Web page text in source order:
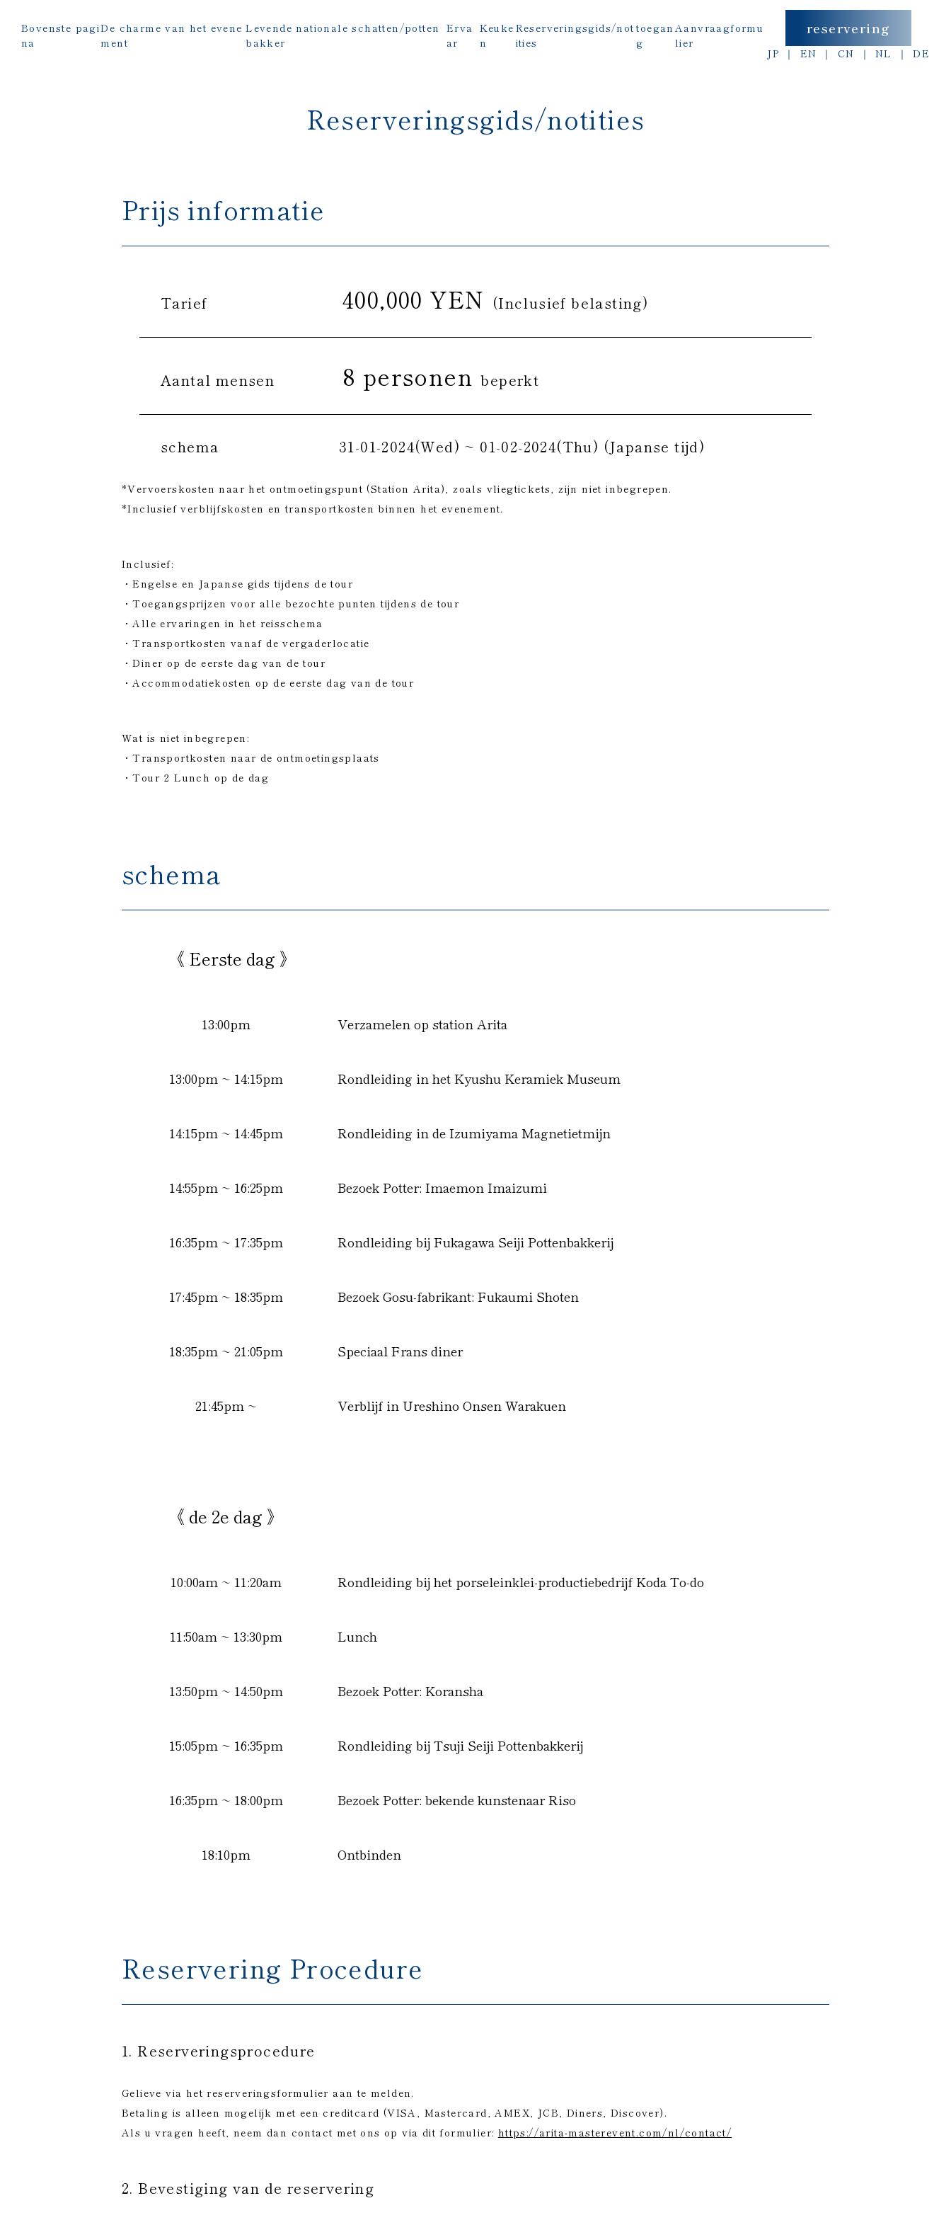
Bovenste pagi
na
De charme van het evene
ment
Levende nationale schatten/potten
bakker
Erva
ar
Keuke
n
Reserveringsgids/not
ities
toegan
g
Aanvraagformu
lier
reservering
DE
EN
JP NL
CN
Reserveringsgids/notities
Prijs informatie
Tarief 400,000 YEN (Inclusief belasting)
Aantal mensen 8 personen beperkt
schema 31-01-2024(Wed) ~ 01-02-2024(Thu) (Japanse tijd)
*Vervoerskosten naar het ontmoetingspunt (Station Arita), zoals vliegtickets, zijn niet inbegrepen.
*Inclusief verblijfskosten en transportkosten binnen het evenement.
Inclusief:
・Engelse en Japanse gids tijdens de tour
・Toegangsprijzen voor alle bezochte punten tijdens de tour
・Alle ervaringen in het reisschema
・Transportkosten vanaf de vergaderlocatie
・Diner op de eerste dag van de tour
・Accommodatiekosten op de eerste dag van de tour
Wat is niet inbegrepen:
・Transportkosten naar de ontmoetingsplaats
・Tour 2 Lunch op de dag
schema
《 Eerste dag 》
13:00pm Verzamelen op station Arita
13:00pm ~ 14:15pm Rondleiding in het Kyushu Keramiek Museum
14:15pm ~ 14:45pm Rondleiding in de Izumiyama Magnetietmijn
14:55pm ~ 16:25pm Bezoek Potter: Imaemon Imaizumi
16:35pm ~ 17:35pm Rondleiding bij Fukagawa Seiji Pottenbakkerij
17:45pm ~ 18:35pm Bezoek Gosu-fabrikant: Fukaumi Shoten
18:35pm ~ 21:05pm Speciaal Frans diner
21:45pm ~ Verblijf in Ureshino Onsen Warakuen
《 de 2e dag 》
10:00am ~ 11:20am Rondleiding bij het porseleinklei-productiebedrijf Koda To-do
11:50am ~ 13:30pm Lunch
13:50pm ~ 14:50pm Bezoek Potter: Koransha
15:05pm ~ 16:35pm Rondleiding bij Tsuji Seiji Pottenbakkerij
16:35pm ~ 18:00pm Bezoek Potter: bekende kunstenaar Riso
18:10pm Ontbinden
Reservering Procedure
1. Reserveringsprocedure
Gelieve via het reserveringsformulier aan te melden.
Betaling is alleen mogelijk met een creditcard (VISA, Mastercard, AMEX, JCB, Diners, Discover).
Als u vragen heeft, neem dan contact met ons op via dit formulier: https://arita-masterevent.com/nl/contact/
2. Bevestiging van de reservering